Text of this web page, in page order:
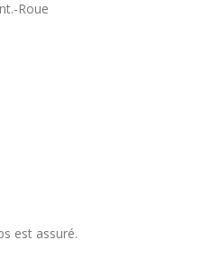
Roue
est assuré.